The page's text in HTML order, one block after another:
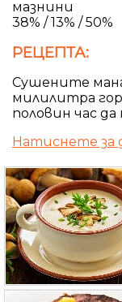
мазнини
38% / 13% / 50%
РЕЦЕПТА:
Сушените
милилитра
половин час да
Натиснете за